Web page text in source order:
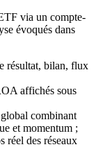
via un compte-
évoqués dans
résultat, bilan, flux
affichés sous
combinant
et momentum ;
réel des réseaux